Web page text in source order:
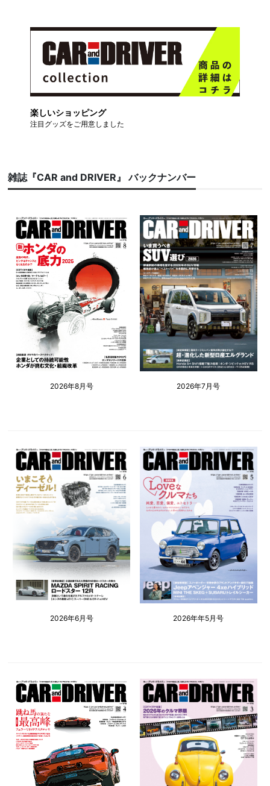
楽しいショッピング
注目グッズをご用意しました
雑誌『CAR and DRIVER』 バックナンバー
2026年8月号 2026年7月号
2026年6月号 2026年年5月号